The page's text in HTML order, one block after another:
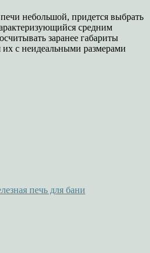
небольшой, придется выбрать
средним
заранее габариты
их с неидеальными размерами
печь для бани